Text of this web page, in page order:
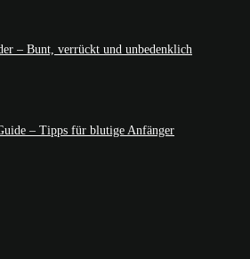
– Bunt, verrückt und unbedenklich
– Tipps für blutige Anfänger